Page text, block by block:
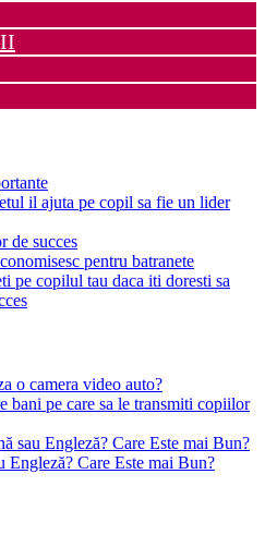
il ajuta pe copil sa fie un lider
de succes
pentru batranete
pe copilul tau daca iti doresti sa
o camera video auto?
bani pe care sa le transmiti copiilor
sau Engleză? Care Este mai Bun?
Engleză? Care Este mai Bun?